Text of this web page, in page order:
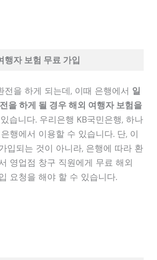
행자 보험 무료 가입
전을 하게 되는데, 이때 은행에서 일
을 하게 될 경우 해외 여행자 보험을
습니다. 우리은행 KB국민은행, 하나
행에서 이용할 수 있습니다. 단, 이
입되는 것이 아니라, 은행에 따라 환
영업점 창구 직원에게 무료 해외
요청을 해야 할 수 있습니다.